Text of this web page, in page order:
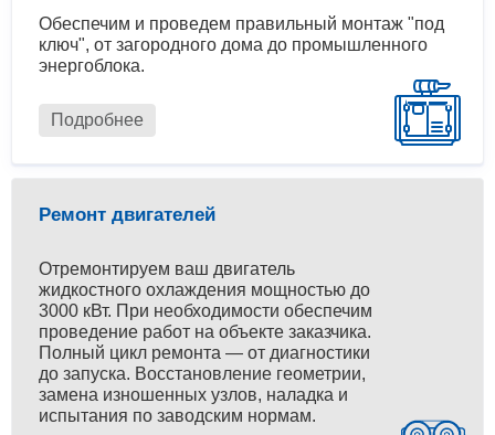
Обеспечим и проведем правильный монтаж "под
ключ", от загородного дома до промышленного
энергоблока.
Подробнее
Ремонт двигателей
Отремонтируем ваш двигатель
жидкостного охлаждения мощностью до
3000 кВт. При необходимости обеспечим
проведение работ на объекте заказчика.
Полный цикл ремонта — от диагностики
до запуска. Восстановление геометрии,
замена изношенных узлов, наладка и
испытания по заводским нормам.